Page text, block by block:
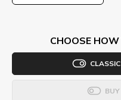
CHOOSE HOW